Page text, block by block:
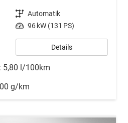
Getriebe Automatik
Leistung 96 kW (131 PS)
Details
5,80 l/100km
g/km